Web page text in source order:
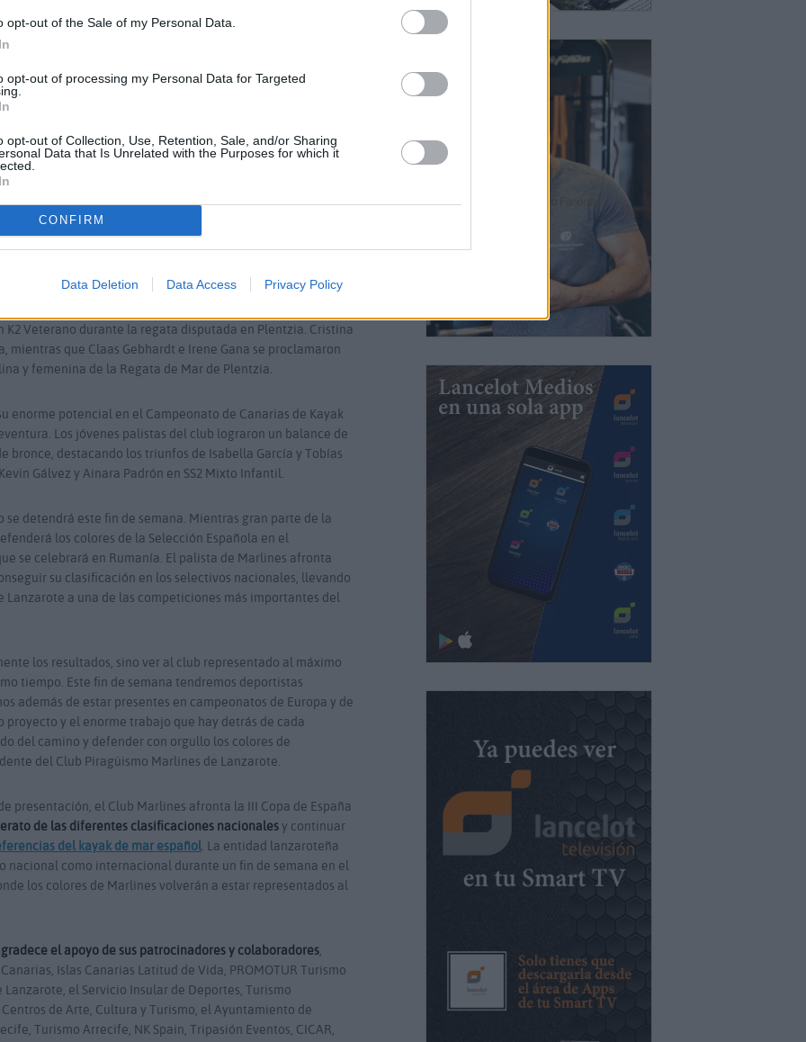
opt-out of the Sale of my Personal Data.
opt-out of processing my Personal Data for Targeted
opt-out of Collection, Use, Retention, Sale, and/or Sharing
Data that Is Unrelated with the Purposes for which it
CONFIRM
Data Deletion Data Access Privacy Policy
en todas las categorías
como una de las grandes referencias nacionales del
en el circuito nacional, el club afronta la competición
y fuera de nuestras fronteras.
la final del Campeonato de Europa de Paracanoe
y consiguiendo además la marca mínima que le
Polonia el próximo mes de agosto. Junto a él, Svetlana
Campeonato de Europa Máster, regresando a Lanzarote
dejó notar en Euskadi, donde Sergio Cabielles y Rubén
Veterano durante la regata disputada en Plentzia. Cristina
mientras que Claas Gebhardt e Irene Gana se proclamaron
y femenina de la Regata de Mar de Plentzia.
enorme potencial en el Campeonato de Canarias de Kayak
Los jóvenes palistas del club lograron un balance de
bronce, destacando los triunfos de Isabella García y Tobías
Gálvez y Ainara Padrón en SS2 Mixto Infantil.
detendrá este fin de semana. Mientras gran parte de la
los colores de la Selección Española en el
se celebrará en Rumanía. El palista de Marlines afronta
su clasificación en los selectivos nacionales, llevando
Lanzarote a una de las competiciones más importantes del
los resultados, sino ver al club representado al máximo
tiempo. Este fin de semana tendremos deportistas
además de estar presentes en campeonatos de Europa y de
proyecto y el enorme trabajo que hay detrás de cada
del camino y defender con orgullo los colores de
del Club Piragüismo Marlines de Lanzarote.
presentación, el Club Marlines afronta la III Copa de España
de las diferentes clasificaciones nacionalesy continuar
del kayak de mar español. La entidad lanzaroteña
nacional como internacional durante un fin de semana en el
los colores de Marlines volverán a estar representados al
el apoyo de sus patrocinadores y colaboradores,
Islas Canarias Latitud de Vida, PROMOTUR Turismo
el Servicio Insular de Deportes, Turismo
de Arte, Cultura y Turismo, el Ayuntamiento de
Turismo Arrecife, NK Spain, Tripasión Eventos, CICAR,